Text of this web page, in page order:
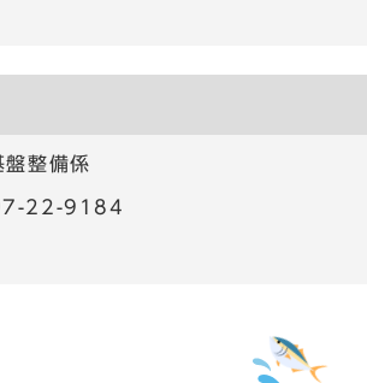
盤整備係
22-9184